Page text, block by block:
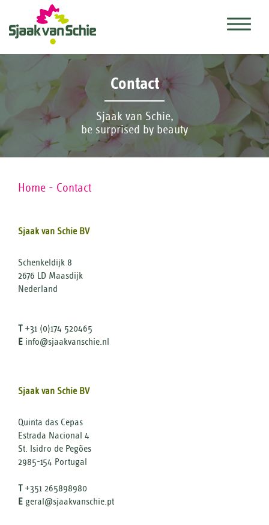
Contact
Sjaak van Schie,
be surprised by beauty
Home - Contact
Sjaak van Schie BV
Schenkeldijk 8
2676 LD Maasdijk
Nederland
T+31 (0)174 520465
E info@sjaakvanschie.nl
Sjaak van Schie BV
Quinta das Cepas
Estrada Nacional 4
St. Isidro de Pegões
2985-154 Portugal
T+351 265898980
E geral@sjaakvanschie.pt